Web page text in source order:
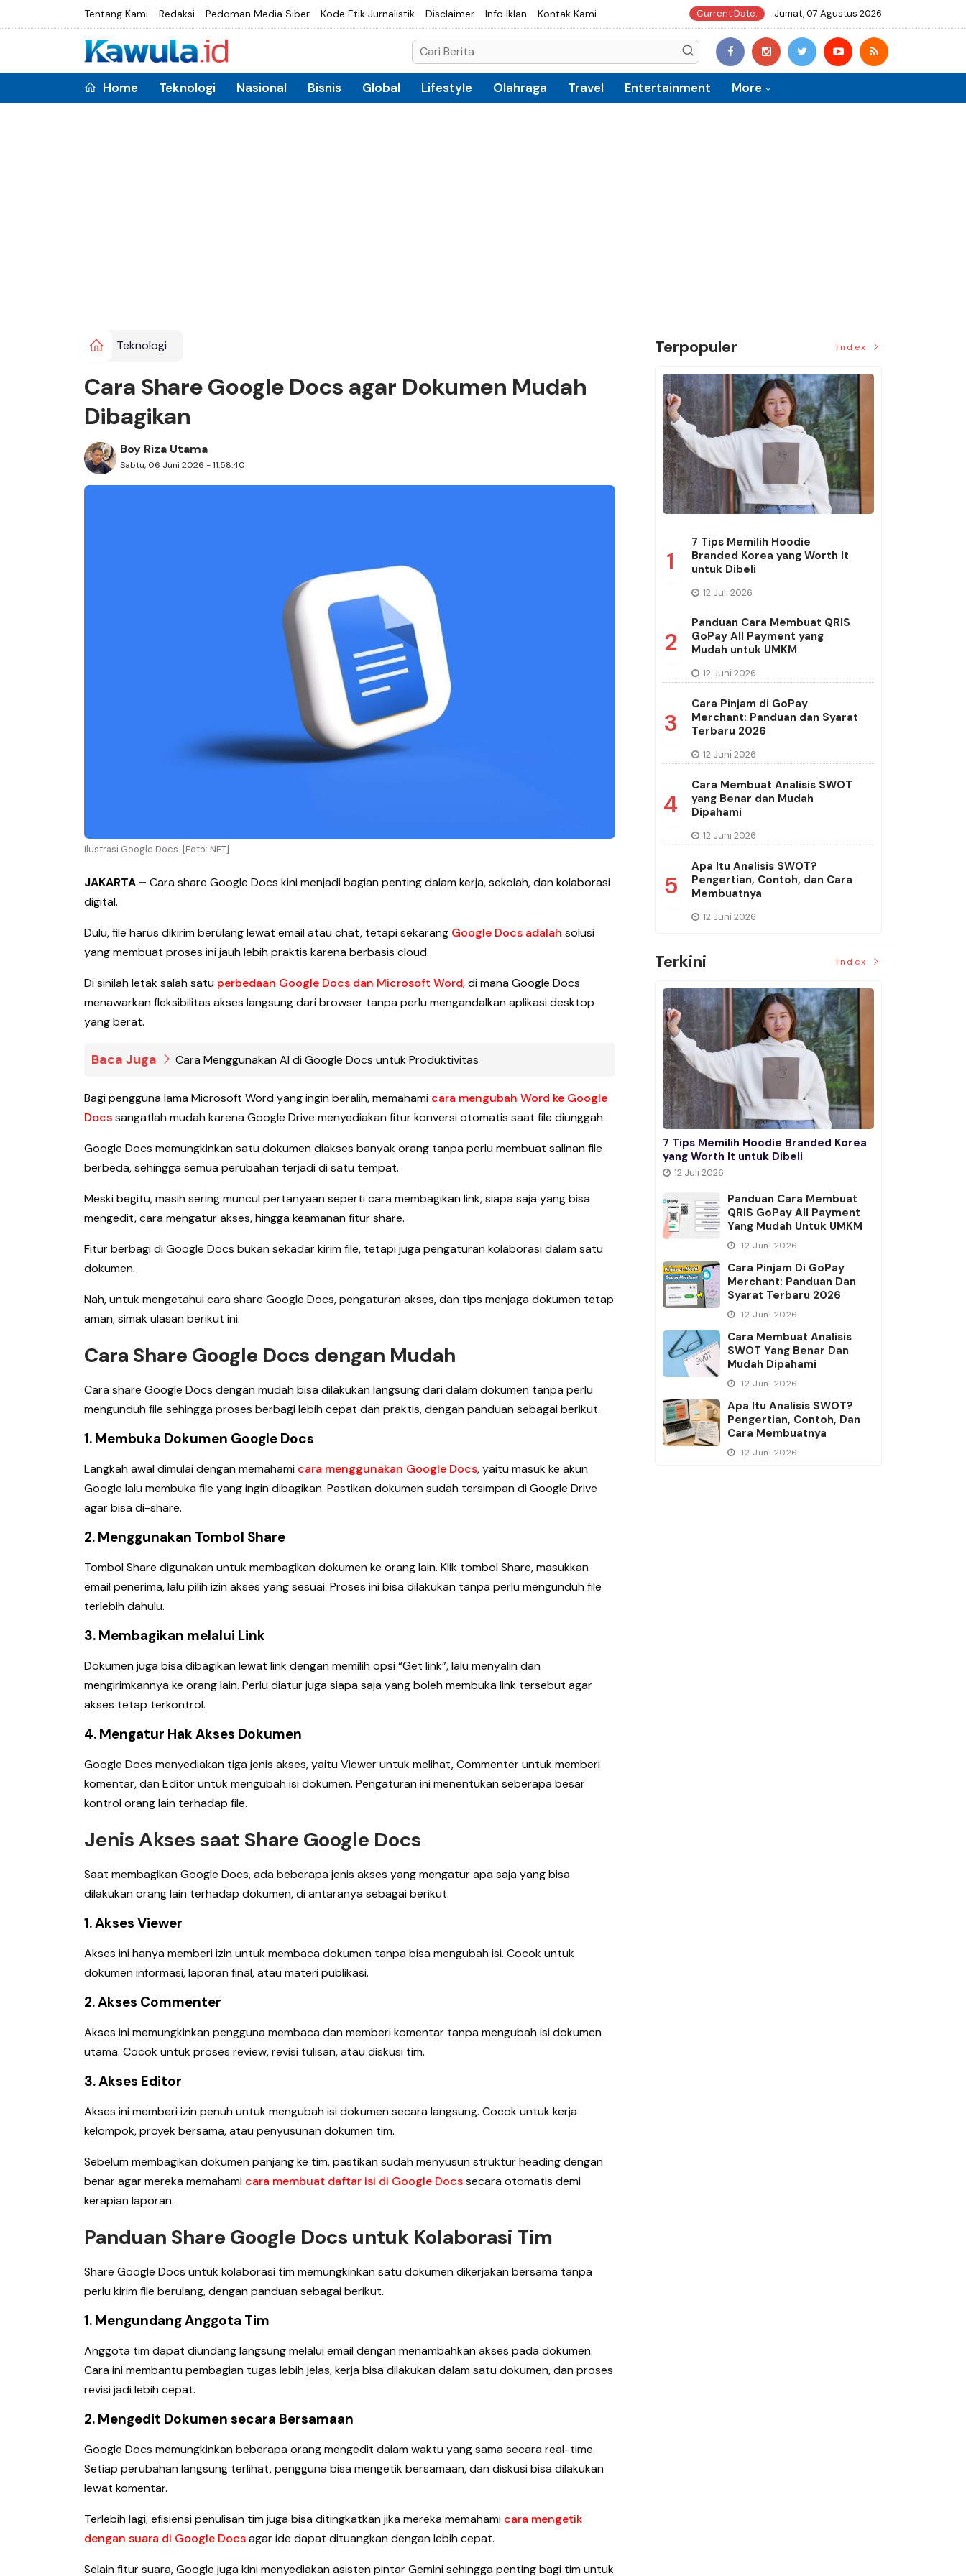
Tentang Kami Redaksi Pedoman Media Siber Kode Etik Jurnalistik Disclaimer Info Iklan Kontak Kami Current Date: Jumat, 07 Agustus 2026
Home Teknologi Nasional Bisnis Global Lifestyle Olahraga Travel Entertainment More
Teknologi
Cara Share Google Docs agar Dokumen Mudah
Dibagikan
Boy Riza Utama
Sabtu, 06 Juni 2026 - 11:58:40
Ilustrasi Google Docs. [Foto: NET]
JAKARTA – Cara share Google Docs kini menjadi bagian penting dalam kerja, sekolah, dan kolaborasi
digital.
Dulu, file harus dikirim berulang lewat email atau chat, tetapi sekarang Google Docs adalah solusi
yang membuat proses ini jauh lebih praktis karena berbasis cloud.
Di sinilah letak salah satu perbedaan Google Docs dan Microsoft Word, di mana Google Docs
menawarkan fleksibilitas akses langsung dari browser tanpa perlu mengandalkan aplikasi desktop
yang berat.
Baca Juga Cara Menggunakan AI di Google Docs untuk Produktivitas
Bagi pengguna lama Microsoft Word yang ingin beralih, memahami cara mengubah Word ke Google
Docssangatlah mudah karena Google Drive menyediakan fitur konversi otomatis saat file diunggah.
Google Docs memungkinkan satu dokumen diakses banyak orang tanpa perlu membuat salinan file
berbeda, sehingga semua perubahan terjadi di satu tempat.
Meski begitu, masih sering muncul pertanyaan seperti cara membagikan link, siapa saja yang bisa
mengedit, cara mengatur akses, hingga keamanan fitur share.
Fitur berbagi di Google Docs bukan sekadar kirim file, tetapi juga pengaturan kolaborasi dalam satu
dokumen.
Nah, untuk mengetahui cara share Google Docs, pengaturan akses, dan tips menjaga dokumen tetap
aman, simak ulasan berikut ini.
Cara Share Google Docs dengan Mudah
Cara share Google Docs dengan mudah bisa dilakukan langsung dari dalam dokumen tanpa perlu
mengunduh file sehingga proses berbagi lebih cepat dan praktis, dengan panduan sebagai berikut.
1. Membuka Dokumen Google Docs
Langkah awal dimulai dengan memahami cara menggunakan Google Docs, yaitu masuk ke akun
Google lalu membuka file yang ingin dibagikan. Pastikan dokumen sudah tersimpan di Google Drive
agar bisa di-share.
2. Menggunakan Tombol Share
Tombol Share digunakan untuk membagikan dokumen ke orang lain. Klik tombol Share, masukkan
email penerima, lalu pilih izin akses yang sesuai. Proses ini bisa dilakukan tanpa perlu mengunduh file
terlebih dahulu.
3. Membagikan melalui Link
Dokumen juga bisa dibagikan lewat link dengan memilih opsi “Get link”, lalu menyalin dan
mengirimkannya ke orang lain. Perlu diatur juga siapa saja yang boleh membuka link tersebut agar
akses tetap terkontrol.
4. Mengatur Hak Akses Dokumen
Google Docs menyediakan tiga jenis akses, yaitu Viewer untuk melihat, Commenter untuk memberi
komentar, dan Editor untuk mengubah isi dokumen. Pengaturan ini menentukan seberapa besar
kontrol orang lain terhadap file.
Jenis Akses saat Share Google Docs
Saat membagikan Google Docs, ada beberapa jenis akses yang mengatur apa saja yang bisa
dilakukan orang lain terhadap dokumen, di antaranya sebagai berikut.
1. Akses Viewer
Akses ini hanya memberi izin untuk membaca dokumen tanpa bisa mengubah isi. Cocok untuk
dokumen informasi, laporan final, atau materi publikasi.
2. Akses Commenter
Akses ini memungkinkan pengguna membaca dan memberi komentar tanpa mengubah isi dokumen
utama. Cocok untuk proses review, revisi tulisan, atau diskusi tim.
3. Akses Editor
Akses ini memberi izin penuh untuk mengubah isi dokumen secara langsung. Cocok untuk kerja
kelompok, proyek bersama, atau penyusunan dokumen tim.
Sebelum membagikan dokumen panjang ke tim, pastikan sudah menyusun struktur heading dengan
benar agar mereka memahami cara membuat daftar isi di Google Docssecara otomatis demi
kerapian laporan.
Panduan Share Google Docs untuk Kolaborasi Tim
Share Google Docs untuk kolaborasi tim memungkinkan satu dokumen dikerjakan bersama tanpa
perlu kirim file berulang, dengan panduan sebagai berikut.
1. Mengundang Anggota Tim
Anggota tim dapat diundang langsung melalui email dengan menambahkan akses pada dokumen.
Cara ini membantu pembagian tugas lebih jelas, kerja bisa dilakukan dalam satu dokumen, dan proses
revisi jadi lebih cepat.
2. Mengedit Dokumen secara Bersamaan
Google Docs memungkinkan beberapa orang mengedit dalam waktu yang sama secara real-time.
Setiap perubahan langsung terlihat, pengguna bisa mengetik bersamaan, dan diskusi bisa dilakukan
lewat komentar.
Terlebih lagi, efisiensi penulisan tim juga bisa ditingkatkan jika mereka memahami cara mengetik
dengan suara di Google Docsagar ide dapat dituangkan dengan lebih cepat.
Selain fitur suara, Google juga kini menyediakan asisten pintar Gemini sehingga penting bagi tim untuk
Terpopuler Index
1
7 Tips Memilih Hoodie
Branded Korea yang Worth It
untuk Dibeli
12 Juli 2026
2
Panduan Cara Membuat QRIS
GoPay All Payment yang
Mudah untuk UMKM
12 Juni 2026
3
Cara Pinjam di GoPay
Merchant: Panduan dan Syarat
Terbaru 2026
12 Juni 2026
4
Cara Membuat Analisis SWOT
yang Benar dan Mudah
Dipahami
12 Juni 2026
5
Apa Itu Analisis SWOT?
Pengertian, Contoh, dan Cara
Membuatnya
12 Juni 2026
Terkini Index
7 Tips Memilih Hoodie Branded Korea
yang Worth It untuk Dibeli
12 Juli 2026
Panduan Cara Membuat
QRIS GoPay All Payment
Yang Mudah Untuk UMKM
12 Juni 2026
Cara Pinjam Di GoPay
Merchant: Panduan Dan
Syarat Terbaru 2026
12 Juni 2026
Cara Membuat Analisis
SWOT Yang Benar Dan
Mudah Dipahami
12 Juni 2026
Apa Itu Analisis SWOT?
Pengertian, Contoh, Dan
Cara Membuatnya
12 Juni 2026